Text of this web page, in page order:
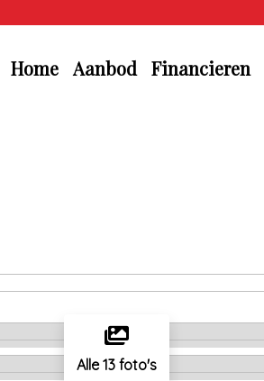
Home Aanbod Financieren
Alle 13 foto's